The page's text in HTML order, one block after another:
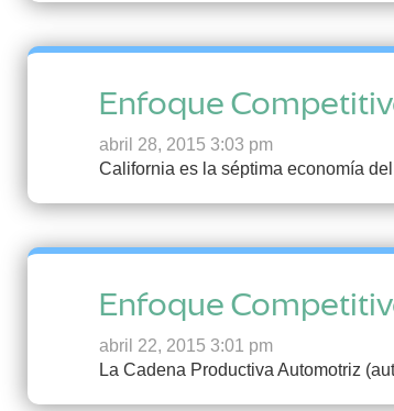
Enfoque
abril 28, 2015 3:03 pm
California es la séptima economía
Enfoque
abril 22, 2015 3:01 pm
La Cadena Productiva Automotriz